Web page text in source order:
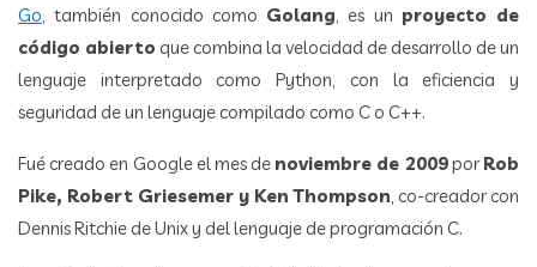
Go, también conocido como Golang, es un proyecto de
código abierto que combina la velocidad de desarrollo de un
lenguaje interpretado como Python, con la eficiencia y
seguridad de un lenguaje compilado como C o C++.
Fué creado en Google el mes de noviembre de 2009porRob
Pike, Robert Griesemer y Ken Thompson, co-creador con
Dennis Ritchie de Unix y del lenguaje de programación C.